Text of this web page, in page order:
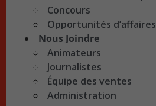
Concours
Opportunités d’affaires
Nous Joindre
Animateurs
Journalistes
Équipe des ventes
Administration